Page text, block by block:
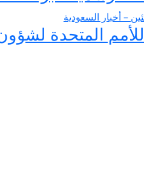
المتحدة لشؤون